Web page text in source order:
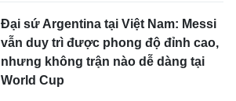
Đại sứ Argentina tại Việt Nam: Messi
vẫn duy trì được phong độ đỉnh cao,
nhưng không trận nào dễ dàng tại
World Cup